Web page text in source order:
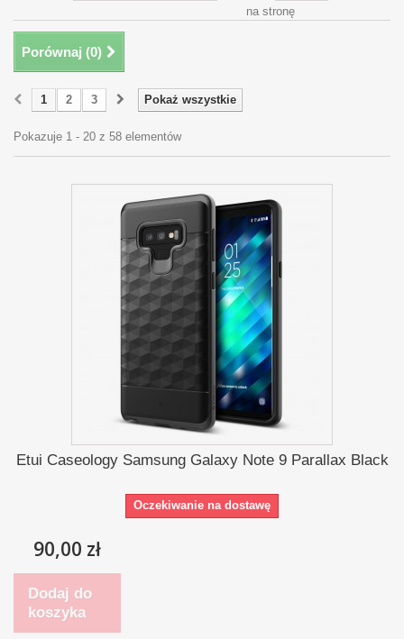
na stronę
Porównaj (0)
Pokaż wszystkie
1 2 3
Pokazuje 1 - 20 z 58 elementów
Etui Caseology Samsung Galaxy Note 9 Parallax Black
Oczekiwanie na dostawę
90,00 zł
Dodaj do
koszyka